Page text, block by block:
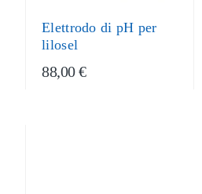
Elettrodo di pH per
lilosel
88,00 €